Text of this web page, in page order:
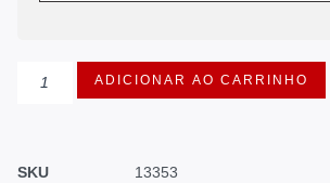
ADICIONAR AO CARRINHO
SKU
13353